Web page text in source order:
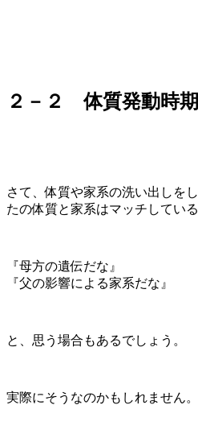
２－２ 体質発動時
さて、体質や家系の洗い出しを
たの体質と家系はマッチしてい
『母方の遺伝だな』
『父の影響による家系だな』
と、思う場合もあるでしょう。
実際にそうなのかもしれません。